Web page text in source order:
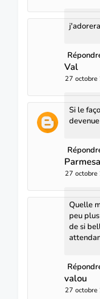
Val
27
Si le
27
Quelle
peu
de si
valou
27